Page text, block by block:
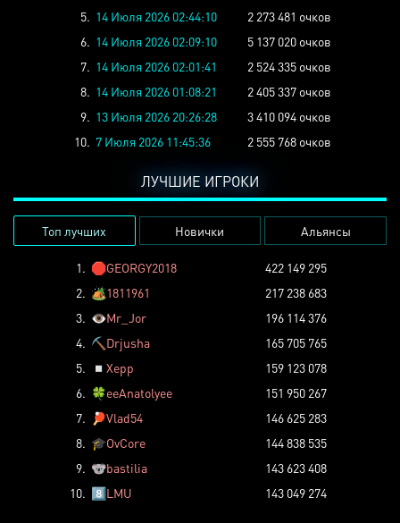
5. 14 Июля 2026 02:44:10
2 273 481 очков
6. 14 Июля 2026 02:09:10
5 137 020 очков
7. 14 Июля 2026 02:01:41
2 524 335 очков
8. 14 Июля 2026 01:08:21
2 405 337 очков
9. 13 Июля 2026 20:26:28
3 410 094 очков
10. 7 Июля 2026 11:45:36 2 555 768 очков
ЛУЧШИЕ ИГРОКИ
Топ лучших Новички Альянсы
1. 🛑GEORGY2018
422 149 295
2. 🏕️1811961
217 238 683
3. 👁️Mr_Jor
196 114 376
4. ⛏️ Drjusha
165 705 765
5.
◽ Xepp
159 123 078
6. 🍀eeAnatolyee
151 950 267
7.
🏓Vlad54
146 625 283
8. 🎓OvCore
144 838 535
9. 🐨bastilia
143 623 408
10. 8️⃣LMU 143 049 274